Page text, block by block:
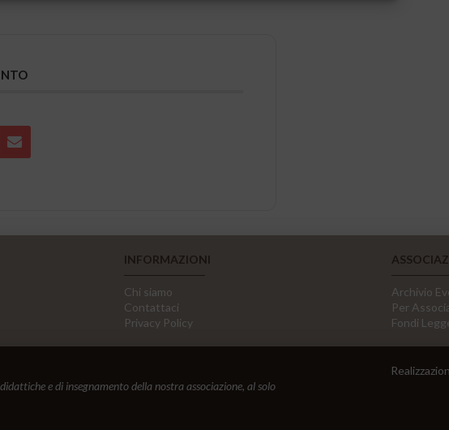
INFORMAZIONI
Chi siamo
Contattaci
Privacy Policy
Archivio
Per
Fondi
e di insegnamento della nostra associazione, al solo